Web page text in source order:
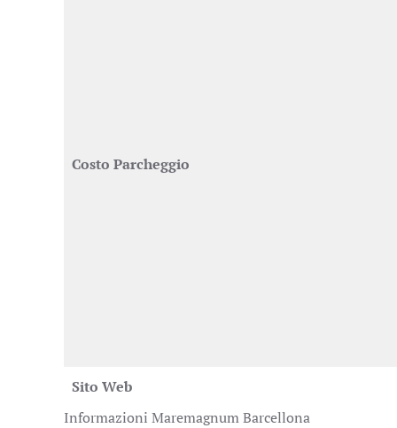
Costo Parcheggio
Sito Web
Informazioni Maremagnum Barcellona